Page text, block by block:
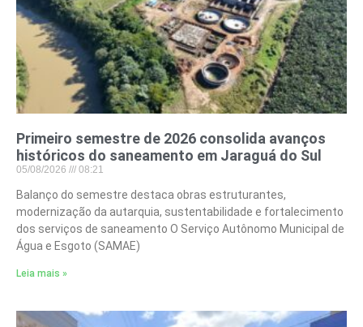
Primeiro semestre de 2026 consolida avanços
históricos do saneamento em Jaraguá do Sul
05/08/2026 08:21
Balanço do semestre destaca obras estruturantes,
modernização da autarquia, sustentabilidade e fortalecimento
dos serviços de saneamento O Serviço Autônomo Municipal de
Água e Esgoto (SAMAE)
Leia mais »